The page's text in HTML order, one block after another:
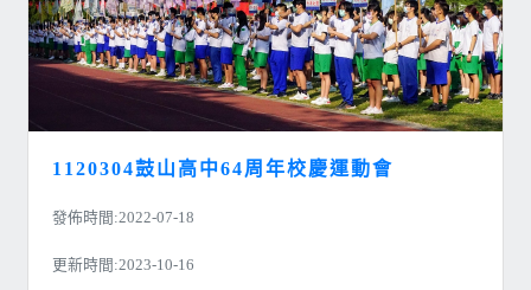
1120304鼓山高中64周年校慶運動會
發佈時間:2022-07-18
更新時間:2023-10-16